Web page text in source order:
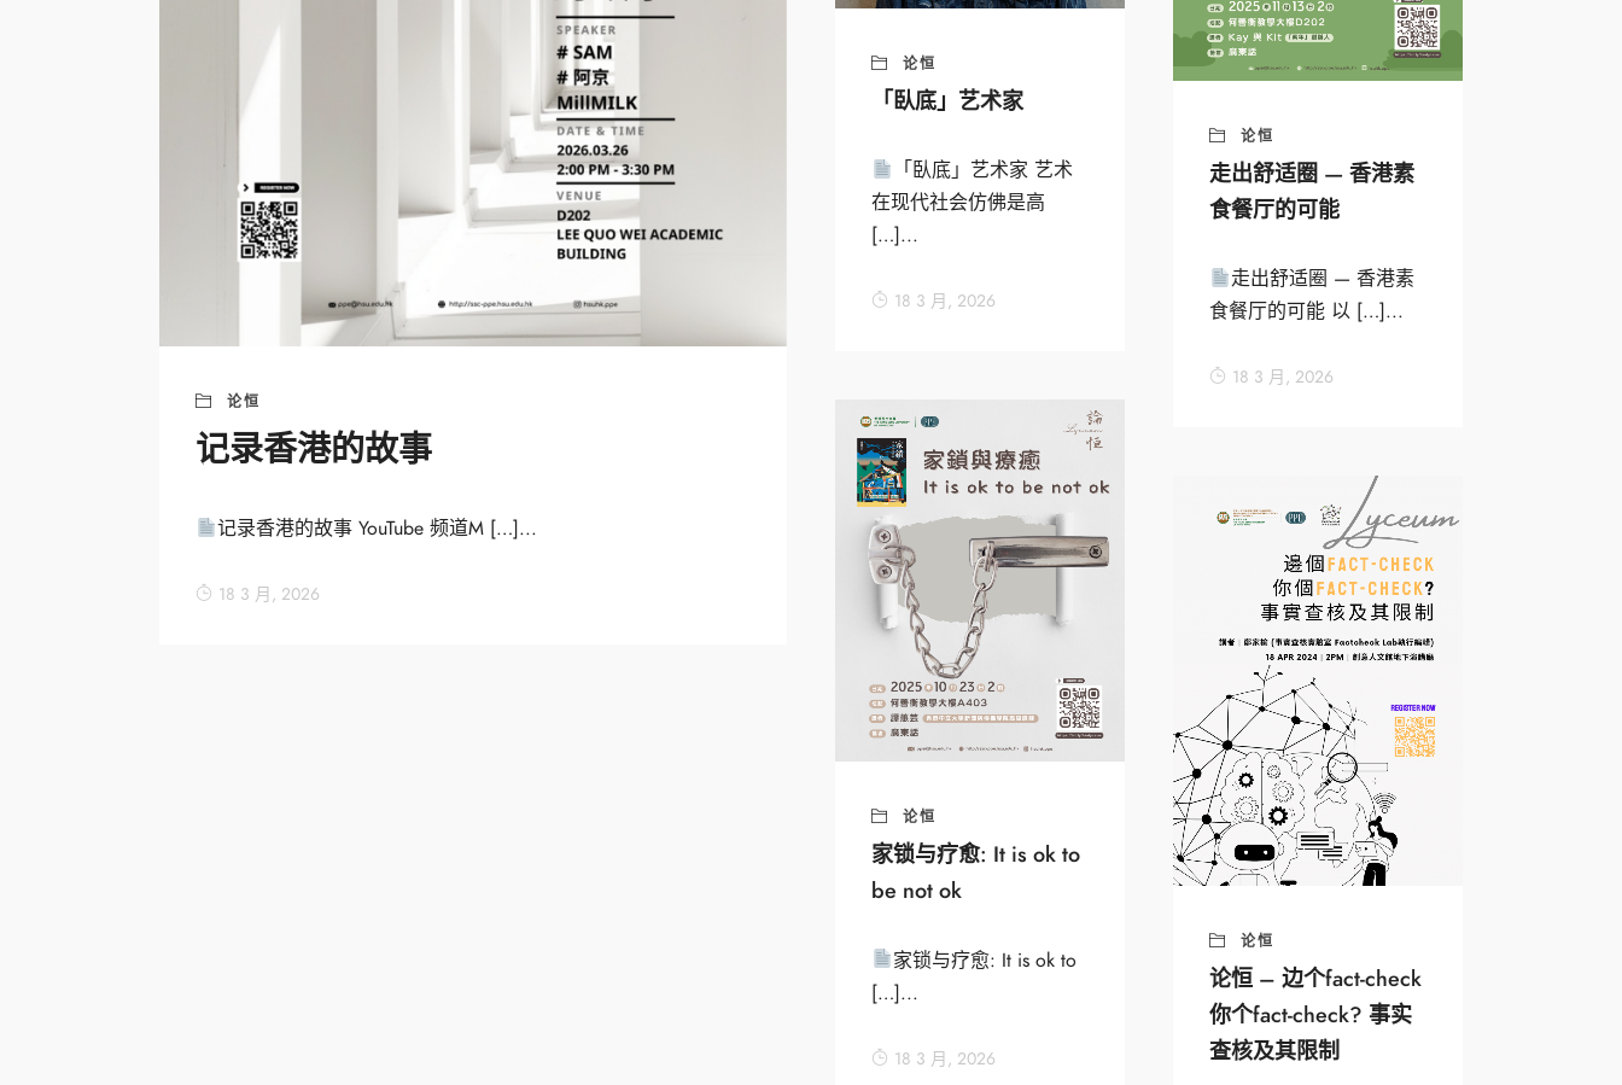
论恒
记录香港的故事
记录香港的故事 YouTube 频道M […]...
18 3 月, 2026
论恒
「臥底」艺术家
「臥底」艺术家 艺术
在现代社会仿佛是高
[…]...
18 3 月, 2026
论恒
走出舒适圈 — 香港素
食餐厅的可能
走出舒适圈 — 香港素
食餐厅的可能 以 […]...
18 3 月, 2026
论恒
家锁与疗愈: It is ok to
be not ok
家锁与疗愈: It is ok to
[…]...
18 3 月, 2026
论恒
论恒 – 边个fact-check
你个fact-check? 事实
查核及其限制